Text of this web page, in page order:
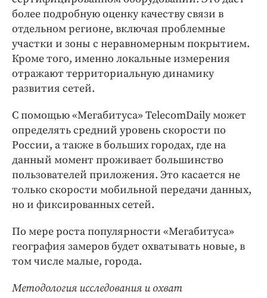
более подробную оценку качеству связи в
отдельном регионе, включая проблемные
участки и зоны с неравномерным покрытием.
Кроме того, именно локальные измерения
отражают территориальную динамику
развития сетей.
С помощью «Мегабитуса» TelecomDaily может
определять средний уровень скорости по
России, а также в больших городах, где на
данный момент проживает большинство
пользователей приложения. Это касается не
только скорости мобильной передачи данных,
но и фиксированных сетей.
По мере роста популярности «Мегабитуса»
география замеров будет охватывать новые, в
том числе малые, города.
Методология исследования и охват